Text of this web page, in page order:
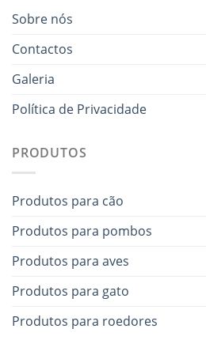
Sobre nós
Contactos
Galeria
Política de Privacidade
PRODUTOS
Produtos para cão
Produtos para pombos
Produtos para aves
Produtos para gato
Produtos para roedores